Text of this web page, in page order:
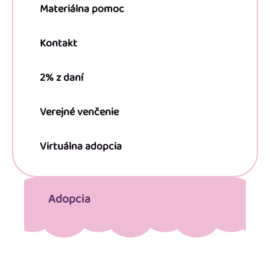
Materiálna pomoc
Kontakt
2% z daní
Verejné venčenie
Virtuálna adopcia
Adopcia